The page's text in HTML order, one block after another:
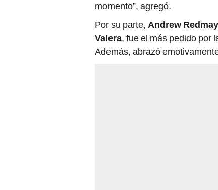
momento”, agregó.
Por su parte, Andrew
Valera, fue el más pedido por
Además, abrazó